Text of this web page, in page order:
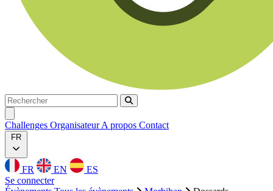
Rechercher
Rechercher
Challenges OrganisateurA propos Contact
FR
FR EN
ES
Se connecter